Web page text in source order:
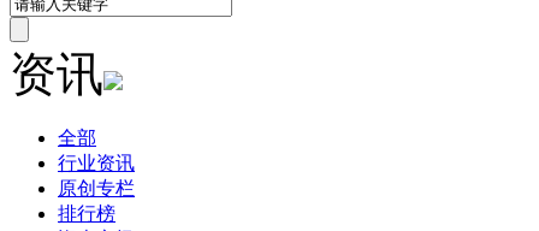
资讯
全部
行业资讯
原创专栏
排行榜